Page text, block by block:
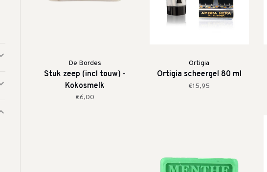
De Bordes
Stuk zeep (incl touw) -
Kokosmelk
€6,00
Ortigia
Ortigia scheergel 80 ml
€15,95